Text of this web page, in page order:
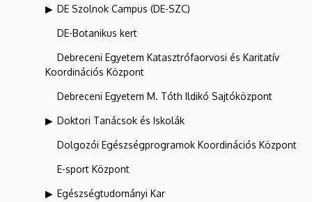
DE Szolnok Campus (DE-SZC)
DE-Botanikus kert
Debreceni Egyetem Katasztrófaorvosi és Karitatív
Koordinációs Központ
Debreceni Egyetem M. Tóth Ildikó Sajtóközpont
Doktori Tanácsok és Iskolák
Dolgozói Egészségprogramok Koordinációs Központ
E-sport Központ
Egészségtudományi Kar